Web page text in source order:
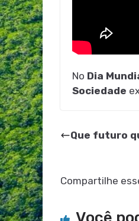
No Dia
Sociedade
Que futuro
Compartilhe